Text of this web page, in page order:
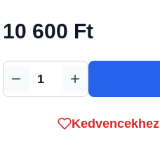
10 600 Ft
Mennyiség
Kedvencekhez